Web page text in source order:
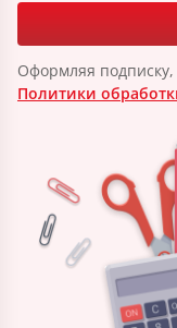
Оформляя
Политики